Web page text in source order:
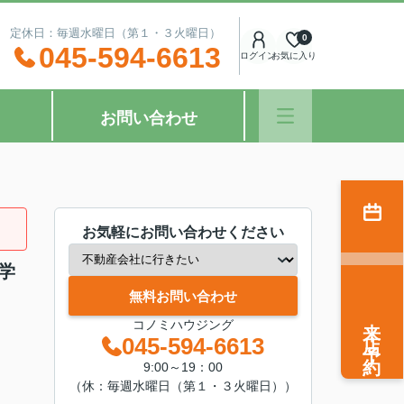
休日：毎週水曜日（第１・３火曜日）
045-594-6613 ログインお気に入り
0
お問い合わせ
お気軽にお問い合わせください
無料お問い合わせ
コノミハウジング
045-594-6613
9:00～19：00
（休：毎週水曜日（第１・３火曜日））
来店予約